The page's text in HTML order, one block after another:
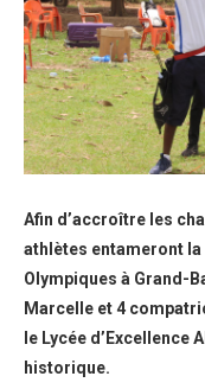
Afin d’accroître les
athlètes entameront
Olympiques à Grand-
Marcelle et 4
le Lycée d’Excellence
historique.